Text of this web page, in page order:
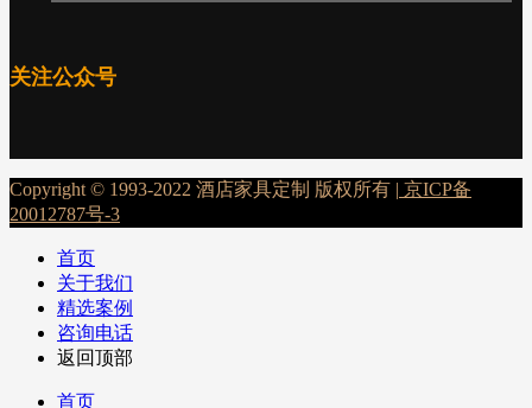
关注公众号
Copyright © 1993-2022 酒店家具定制 版权所有 | 京ICP备
20012787号-3
首页
关于我们
精选案例
咨询电话
返回顶部
首页